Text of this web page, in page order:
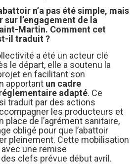
n’a pas été simple, mais
sur l’engagement de la
Martin. Comment cet
il traduit ?
a été un acteur clé
le départ, elle a soutenu la
en facilitant son
apportant un cadre
adapté. Ce
traduit par des actions
les producteurs et
place de l’agrément sanitaire,
obligé pour que l’abattoir
pleinement. Cette mobilisation
une remise
clefs prévue début avril.